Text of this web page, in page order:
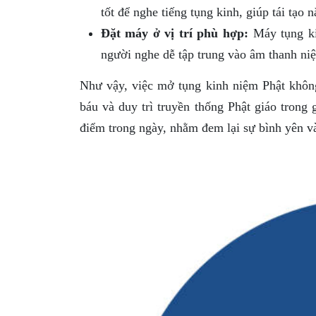
tốt để nghe tiếng tụng kinh, giúp tái tạo
Đặt máy ở vị trí phù hợp: Máy tụng
người nghe dễ tập trung vào âm thanh
Như vậy, việc mở tụng kinh niệm Phật
báu và duy trì truyền thống Phật giáo
điểm trong ngày, nhằm đem lại sự bình yên